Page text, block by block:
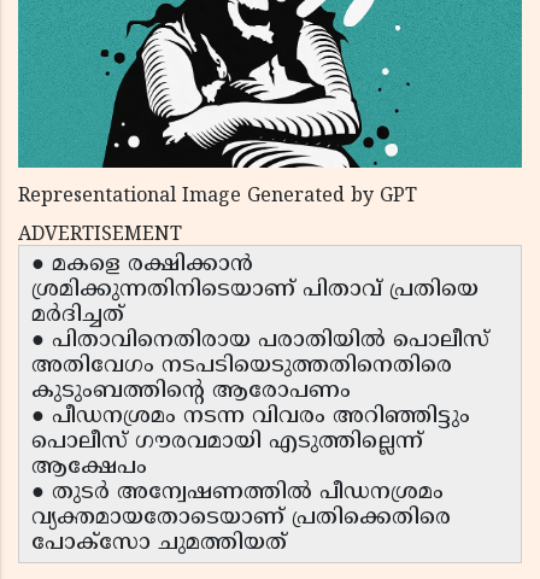
Representational Image Generated by GPT
ADVERTISEMENT
● മകളെ രക്ഷിക്കാൻ
ശ്രമിക്കുന്നതിനിടെയാണ് പിതാവ് പ്രതിയെ
മർദിച്ചത്
● പിതാവിനെതിരായ പരാതിയിൽ പൊലീസ്
അതിവേഗം നടപടിയെടുത്തതിനെതിരെ
കുടുംബത്തിന്റെ ആരോപണം
● പീഡനശ്രമം നടന്ന വിവരം അറിഞ്ഞിട്ടും
പൊലീസ് ഗൗരവമായി എടുത്തില്ലെന്ന്
ആക്ഷേപം
● തുടർ അന്വേഷണത്തിൽ പീഡനശ്രമം
വ്യക്തമായതോടെയാണ് പ്രതിക്കെതിരെ
പോക്സോ ചുമത്തിയത്